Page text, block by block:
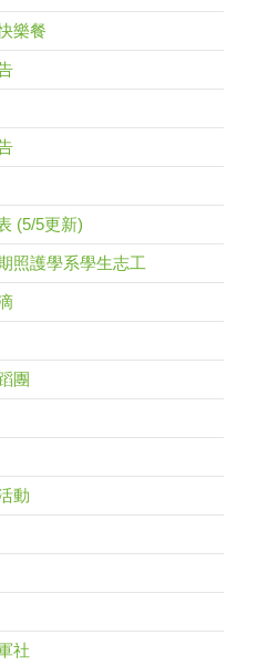
樂餐
(5/5更新)
照護學系學生志工
團
動
社